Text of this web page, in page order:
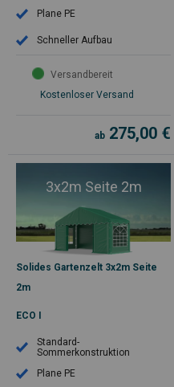
Plane PE
Schneller Aufbau
Versandbereit
Kostenloser Versand
ab 275,00 €
3x2m Seite 2m
Solides Gartenzelt 3x2m Seite
2m
ECO I
Standard-
Sommerkonstruktion
Plane PE